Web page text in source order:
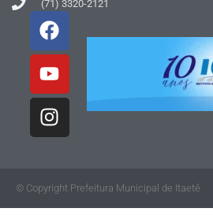
(71) 3320-2121
© Copyright Prefeitura Municipal de Itaetê